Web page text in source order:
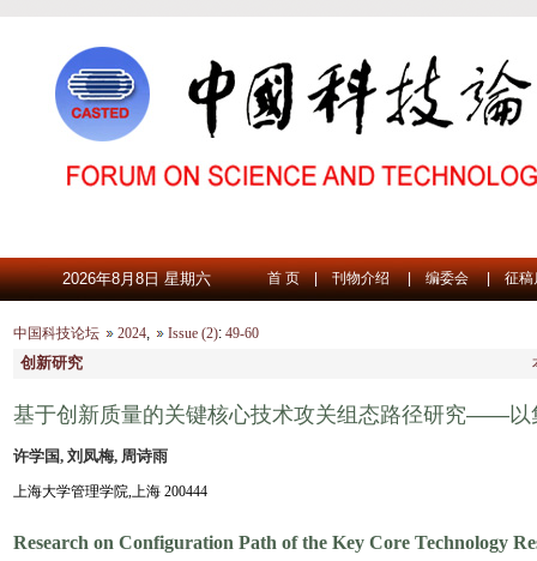
2026年8月8日 星期六 首 页 | 刊物介绍 | 编委会 | 征稿
中国科技论坛 2024, Issue (2):49-60
创新研究
基于创新质量的关键核心技术攻关组态路径研究——以
许学国, 刘凤梅, 周诗雨
上海大学管理学院,上海 200444
Research on Configuration Path of the Key Core Technology